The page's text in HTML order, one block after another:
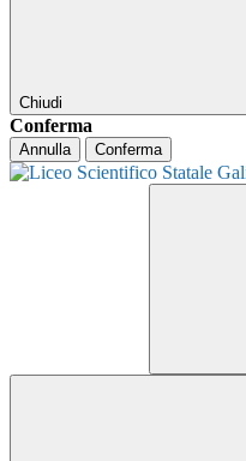
Chiudi
Conferma
Annulla Conferma